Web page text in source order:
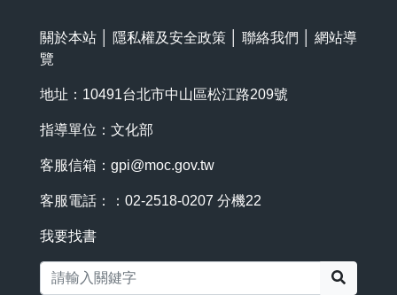
關於本站 隱私權及安全政策 聯絡我們
網站導
覽
地址：10491台北市中山區松江路209號
指導單位：文化部
客服信箱： gpi@moc.gov.tw
客服電話：：02-2518-0207 分機22
我要找書